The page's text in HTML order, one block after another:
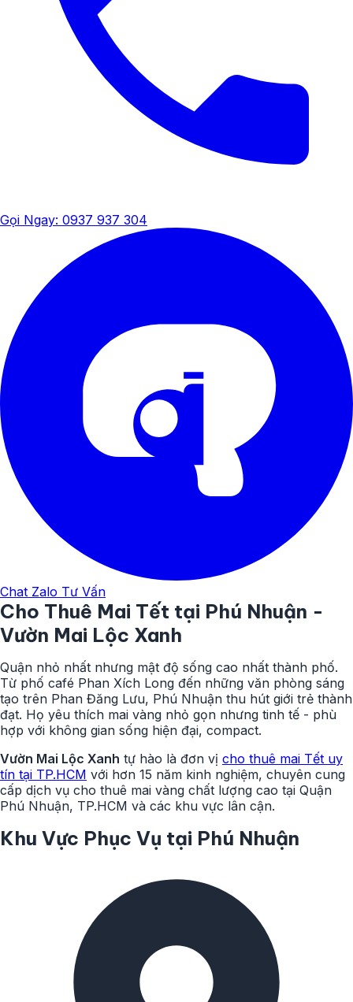
Gọi Ngay: 0937 937 304
Chat Zalo Tư Vấn
Cho Thuê Mai Tết tại Phú Nhuận -
Vườn Mai Lộc Xanh
Quận nhỏ nhất nhưng mật độ sống cao nhất thành phố.
Từ phố café Phan Xích Long đến những văn phòng sáng
tạo trên Phan Đăng Lưu, Phú Nhuận thu hút giới trẻ thành
đạt. Họ yêu thích mai vàng nhỏ gọn nhưng tinh tế - phù
hợp với không gian sống hiện đại, compact.
Vườn Mai Lộc Xanh tự hào là đơn vị cho thuê mai Tết uy
tín tại TP.HCM với hơn 15 năm kinh nghiệm, chuyên cung
cấp dịch vụ cho thuê mai vàng chất lượng cao tại Quận
Phú Nhuận, TP.HCM và các khu vực lân cận.
Khu Vực Phục Vụ tại Phú Nhuận